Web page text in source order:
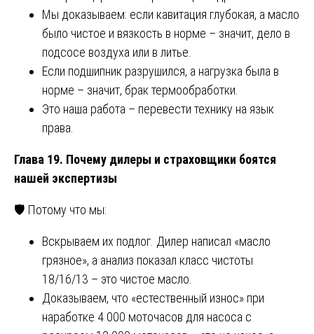
Мы доказываем: если кавитация глубокая, а масло
было чистое и вязкость в норме – значит, дело в
подсосе воздуха или в литье.
Если подшипник разрушился, а нагрузка была в
норме – значит, брак термообработки.
Это наша работа – перевести технику на язык
права.
Глава 19. Почему дилеры и страховщики боятся
нашей экспертизы
🛡️ Потому что мы:
Вскрываем их подлог. Дилер написал «масло
грязное», а анализ показал класс чистоты
18/16/13 – это чистое масло.
Доказываем, что «естественный износ» при
наработке 4 000 моточасов для насоса с